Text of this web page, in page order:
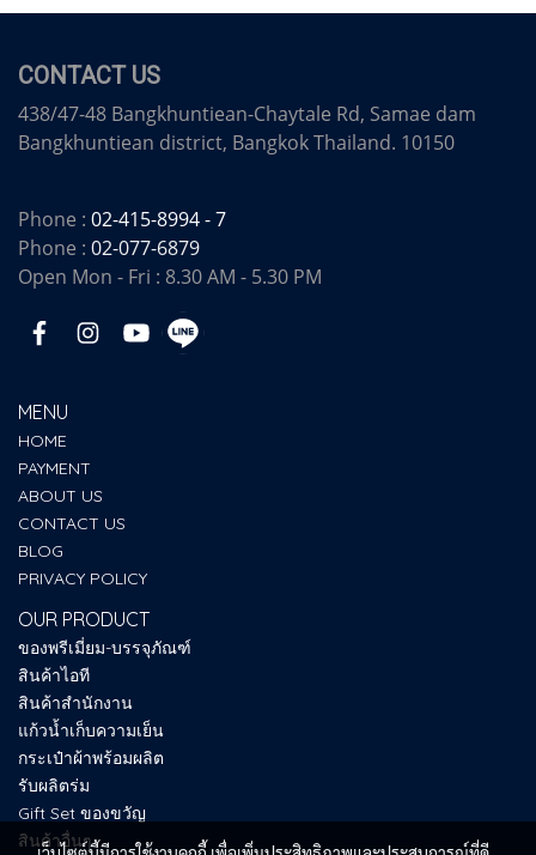
CONTACT US
438/47-48 Bangkhuntiean-Chaytale Rd, Samae dam
Bangkhuntiean district, Bangkok Thailand. 10150
Phone : 02-415-8994 - 7
Phone : 02-077-6879
Open Mon - Fri : 8.30 AM - 5.30 PM
MENU
HOME
PAYMENT
ABOUT US
CONTACT US
BLOG
PRIVACY POLICY
OUR PRODUCT
ของพรีเมี่ยม-บรรจุภัณฑ์
สินค้าไอที
สินค้าสำนักงาน
แก้วน้ำเก็บความเย็น
กระเป๋าผ้าพร้อมผลิต
รับผลิตร่ม
Gift Set ของขวัญ
สินค้าอื่นๆ